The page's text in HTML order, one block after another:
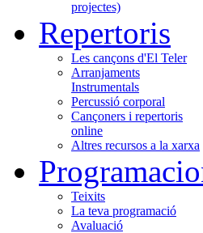
projectes)
Repertoris
Les cançons d'El Teler
Arranjaments
Instrumentals
Percussió corporal
Cançoners i repertoris
online
Altres recursos a la xarxa
Teixits
La teva programació
Avaluació